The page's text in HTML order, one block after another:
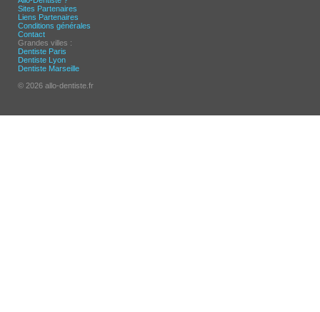
Sites Partenaires
Liens Partenaires
Conditions générales
Contact
Grandes villes :
Dentiste Paris
Dentiste Lyon
Dentiste Marseille
© 2026 allo-dentiste.fr